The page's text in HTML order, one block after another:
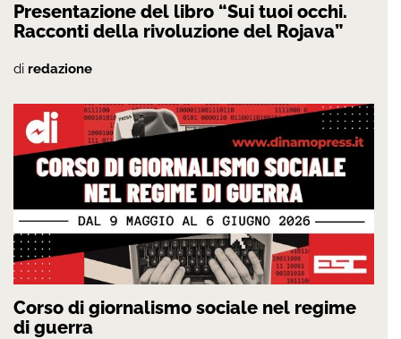
Presentazione del libro “Sui tuoi occhi.
Racconti della rivoluzione del Rojava”
di redazione
Corso di giornalismo sociale nel regime
di guerra